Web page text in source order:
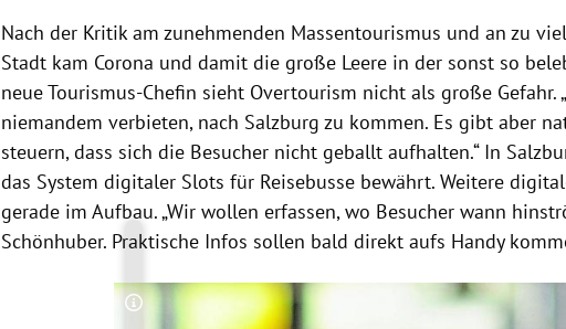
Nach der Kritik am zunehmenden Massentourismus und an zu
Stadt kam Corona und damit die große Leere in der sonst so
neue Tourismus-Chefin sieht Overtourism nicht als große Gefahr.
niemandem verbieten, nach Salzburg zu kommen. Es gibt aber
steuern, dass sich die Besucher nicht geballt aufhalten.“ In
das System digitaler Slots für Reisebusse bewährt. Weitere
gerade im Aufbau. „Wir wollen erfassen, wo Besucher wann
Schönhuber. Praktische Infos sollen bald direkt aufs Handy
Copyright-Hinweis öffnen/schließen